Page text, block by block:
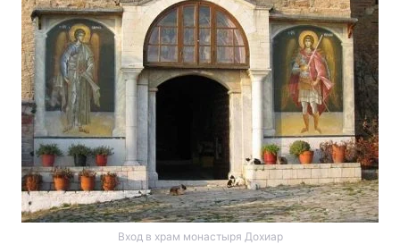
Вход в храм монастыря Дохиар